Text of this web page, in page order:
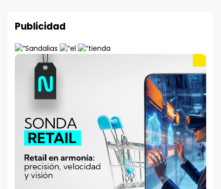
Publicidad